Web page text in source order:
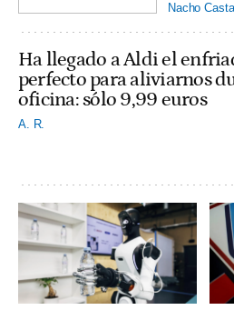
Nacho
Ha llegado a Aldi el
perfecto para aliviarnos
oficina: sólo 9,99 euros
A. R.